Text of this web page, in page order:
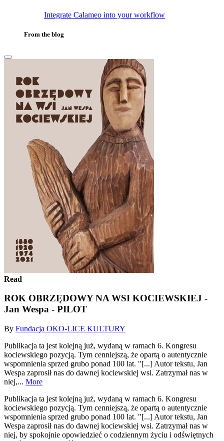
Integrate Calameo into your workflow
From the blog
Read
ROK OBRZĘDOWY NA WSI KOCIEWSKIEJ -
Jan Wespa - PILOT
By Fundacja OKO-LICE KULTURY
Publikacja ta jest kolejną już, wydaną w ramach 6. Kongresu
kociewskiego pozycją. Tym cenniejszą, że opartą o autentycznie
wspomnienia sprzed grubo ponad 100 lat. "[...] Autor tekstu, Jan
Wespa zaprosił nas do dawnej kociewskiej wsi. Zatrzymał nas w
niej,... More
Publikacja ta jest kolejną już, wydaną w ramach 6. Kongresu
kociewskiego pozycją. Tym cenniejszą, że opartą o autentycznie
wspomnienia sprzed grubo ponad 100 lat. "[...] Autor tekstu, Jan
Wespa zaprosił nas do dawnej kociewskiej wsi. Zatrzymał nas w
niej, by spokojnie opowiedzieć o codziennym życiu i odświętnych